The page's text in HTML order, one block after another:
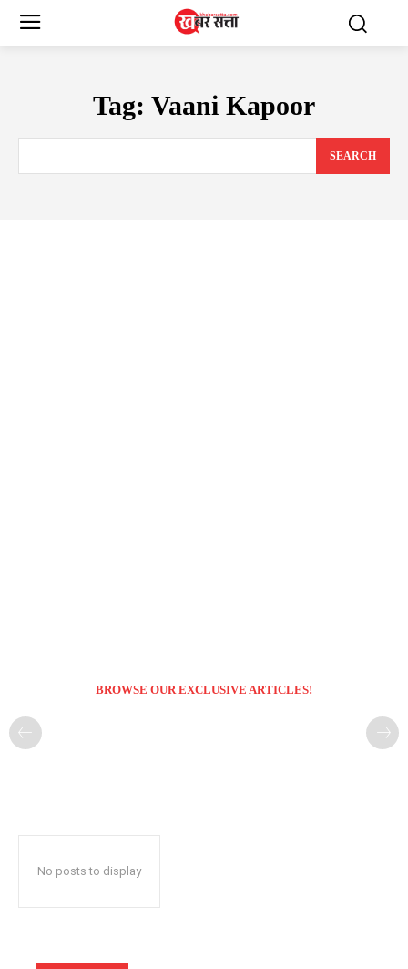
Tag: Vaani Kapoor
SEARCH
BROWSE OUR EXCLUSIVE ARTICLES!
No posts to display